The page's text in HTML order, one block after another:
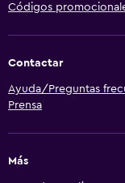
Códigos
Contactar
Ayuda/Preguntas
Prensa
Más